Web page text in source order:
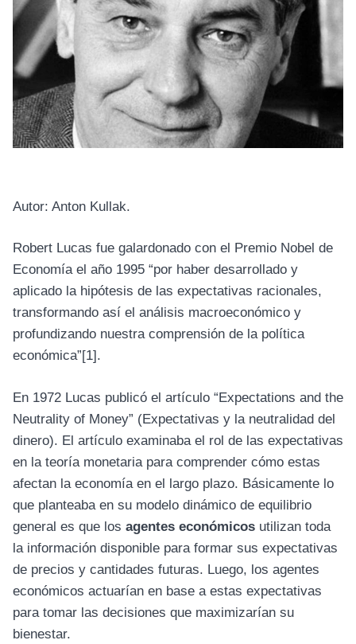
Autor: Anton Kullak.
Robert Lucas fue galardonado con el Premio Nobel de
Economía el año 1995 “por haber desarrollado y
aplicado la hipótesis de las expectativas racionales,
transformando así el análisis macroeconómico y
profundizando nuestra comprensión de la política
económica”[1] .
En 1972 Lucas publicó el artículo “Expectations and the
Neutrality of Money” (Expectativas y la neutralidad del
dinero). El artículo examinaba el rol de las expectativas
en la teoría monetaria para comprender cómo estas
afectan la economía en el largo plazo. Básicamente lo
que planteaba en su modelo dinámico de equilibrio
general es que los agentes económicos utilizan toda
la información disponible para formar sus expectativas
de precios y cantidades futuras. Luego, los agentes
económicos actuarían en base a estas expectativas
para tomar las decisiones que maximizarían su
bienestar.